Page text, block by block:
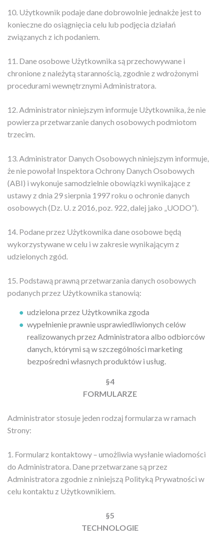
10. Użytkownik podaje dane dobrowolnie jednakże jest to
konieczne do osiągnięcia celu lub podjęcia działań
związanych z ich podaniem.
11. Dane osobowe Użytkownika są przechowywane i
chronione z należytą starannością, zgodnie z wdrożonymi
procedurami wewnętrznymi Administratora.
12. Administrator niniejszym informuje Użytkownika, że nie
powierza przetwarzanie danych osobowych podmiotom
trzecim.
13. Administrator Danych Osobowych niniejszym informuje,
że nie powołał Inspektora Ochrony Danych Osobowych
(ABI) i wykonuje samodzielnie obowiązki wynikające z
ustawy z dnia 29 sierpnia 1997 roku o ochronie danych
osobowych (Dz. U. z 2016, poz. 922, dalej jako „UODO”).
14. Podane przez Użytkownika dane osobowe będą
wykorzystywane w celu i w zakresie wynikającym z
udzielonych zgód.
15. Podstawą prawną przetwarzania danych osobowych
podanych przez Użytkownika stanowią:
udzielona przez Użytkownika zgoda
wypełnienie prawnie usprawiedliwionych celów
realizowanych przez Administratora albo odbiorców
danych, którymi są w szczególności marketing
bezpośredni własnych produktów i usług.
§4
FORMULARZE
Administrator stosuje jeden rodzaj formularza w ramach
Strony:
1. Formularz kontaktowy – umożliwia wysłanie wiadomości
do Administratora. Dane przetwarzane są przez
Administratora zgodnie z niniejszą Polityką Prywatności w
celu kontaktu z Użytkownikiem.
§5
TECHNOLOGIE